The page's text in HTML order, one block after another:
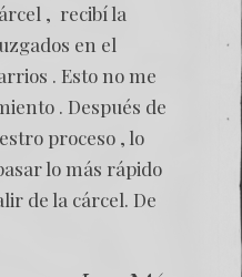
, recibí la
en el
. Esto no me
. Después de
proceso , lo
lo más rápido
de la cárcel. De